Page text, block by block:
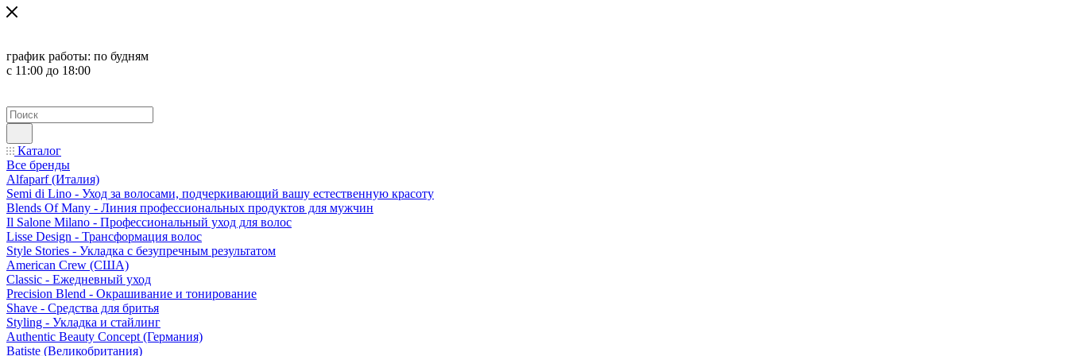
график работы: по будням
с 11:00 до 18:00
Каталог
Все бренды
Alfaparf (Италия)
Semi di Lino - Уход за волосами, подчеркивающий вашу естественную красоту
Blends Of Many - Линия профессиональных продуктов для мужчин
Il Salone Milano - Профессиональный уход для волос
Lisse Design - Трансформация волос
Style Stories - Укладка с безупречным результатом
American Crew (США)
Classic - Ежедневный уход
Precision Blend - Окрашивание и тонирование
Shave - Средства для бритья
Styling - Укладка и стайлинг
Authentic Beauty Concept (Германия)
Batiste (Великобритания)